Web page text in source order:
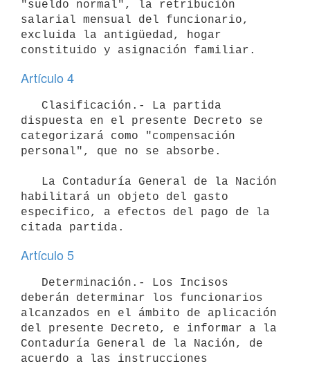
"sueldo normal", la retribución
salarial mensual del funcionario,
excluida la antigüedad, hogar
Artículo 4
dispuesta en el presente Decreto se
categorizará como "compensación
personal", que no se absorbe.
habilitará un objeto del gasto
especifico, a efectos del pago de la
Artículo 5
deberán determinar los funcionarios
alcanzados en el ámbito de aplicación
del presente Decreto, e informar a la
Contaduría General de la Nación, de
acuerdo a las instrucciones